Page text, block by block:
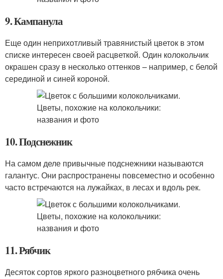
9. Кампанула
Еще один неприхотливый травянистый цветок в этом
списке интересен своей расцветкой. Один колокольчик
окрашен сразу в несколько оттенков – например, с белой
серединой и синей короной.
10. Подснежник
На самом деле привычные подснежники называются
галантус. Они распространены повсеместно и особенно
часто встречаются на лужайках, в лесах и вдоль рек.
11. Рябчик
Десяток сортов яркого разноцветного рябчика очень